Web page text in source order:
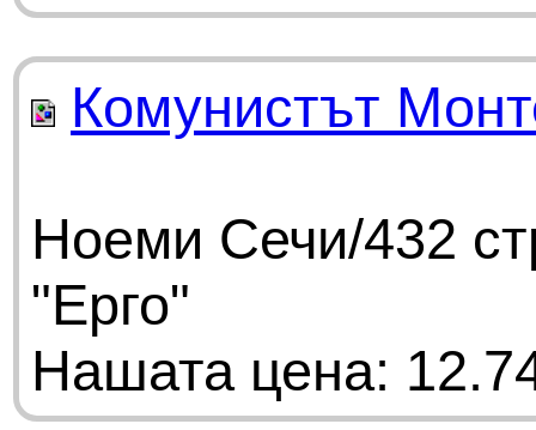
Комунистът
Ноеми Сечи/432
"Ерго"
Нашата цена: